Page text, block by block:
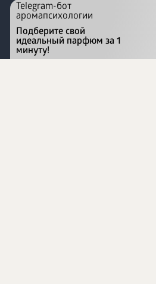
Перейти на сайт
Telegram-бот
аромапсихологии
Подберите свой
идеальный парфюм за 1
минуту!